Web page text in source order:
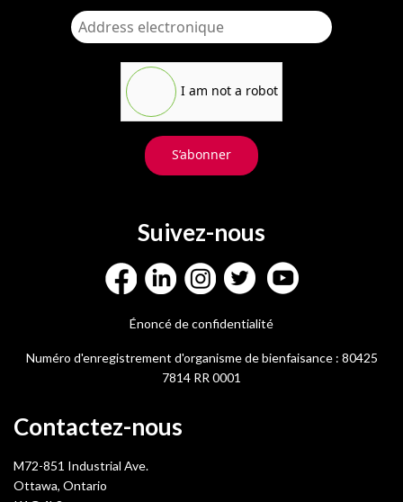
I am not a robot
S’abonner
Suivez-nous
Énoncé de confidentialité
Numéro d'enregistrement d'organisme de bienfaisance : 80425
7814 RR 0001
Contactez-nous
M72-851 Industrial Ave.
Ottawa, Ontario